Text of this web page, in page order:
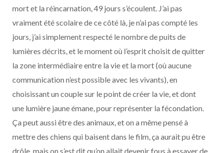
mort et la réincarnation, 49 jours s’écoulent. J’ai pas
vraiment été scolaire de ce côté là, je n’ai pas compté les
jours, j’ai simplement respecté le nombre de puits de
lumières décrits, et le moment où l’esprit choisit de quitter
la zone intermédiaire entre la vie et la mort (où aucune
communication n’est possible avec les vivants), en
choisissant un couple sur le point de créer la vie, et dont
une lumière jaune émane, pour représenter la fécondation.
Ça peut aussi être des animaux, et on a même pensé à
mettre des chiens qui baisent dans le film, ça aurait pu être
drôle, mais on s’est dit qu’on allait devenir fous à essayer de